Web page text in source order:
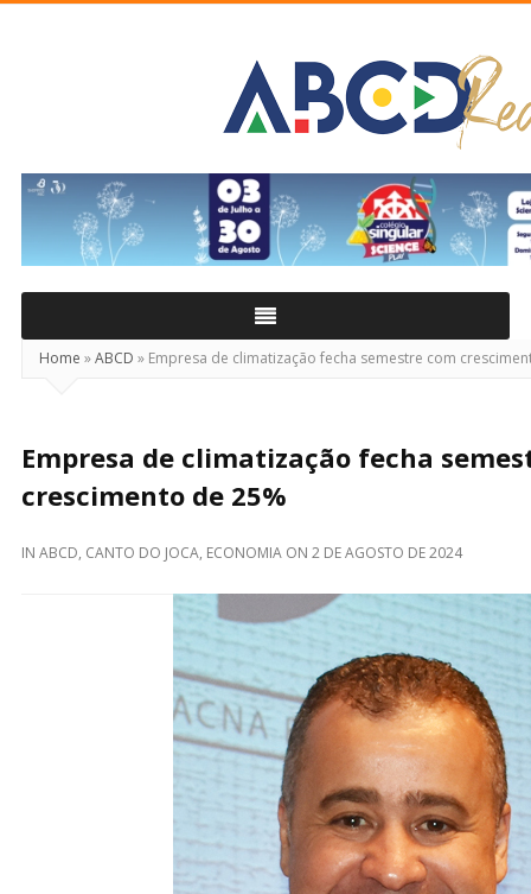
Real
Home »ABCD » Empresa de climatização fecha semestre com
Empresa de climatização fecha
crescimento de 25%
IN ABCD, CANTO DO JOCA, ECONOMIA ON 2 DE AGOSTO DE 2024